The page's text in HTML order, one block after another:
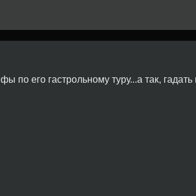
по его гастрольному туру...а так,